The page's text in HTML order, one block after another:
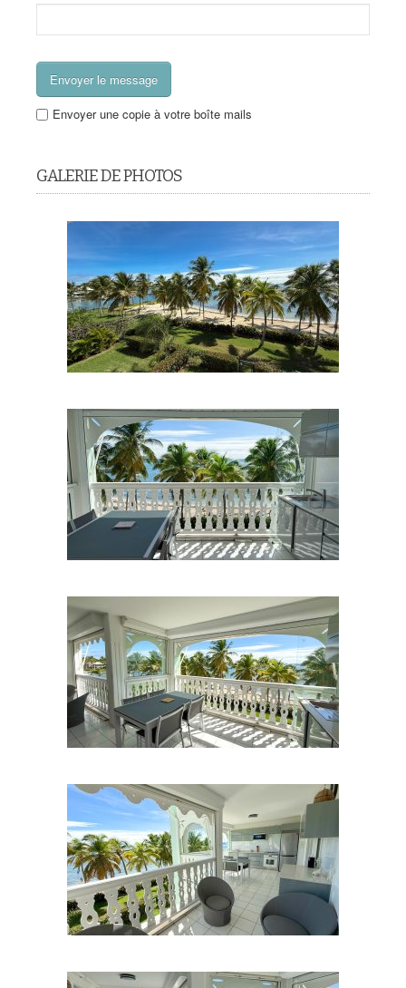
Envoyer une copie à votre boîte mails
GALERIE DE PHOTOS